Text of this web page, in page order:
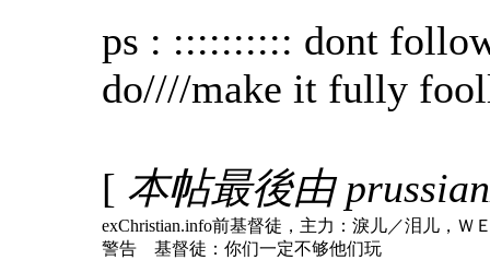
ps : :::::::::: dont
do////make it fully
[ 本帖最後由
exChristian.info前基督徒，主力：淚儿／泪儿，
警告 基督徒：你们一定不够他们玩